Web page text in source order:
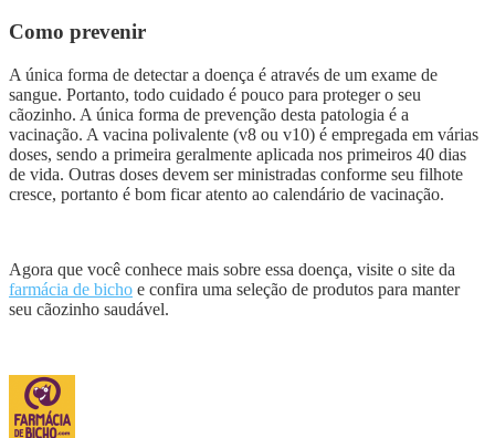
Como prevenir
A única forma de detectar a doença é através de um exame de
sangue. Portanto, todo cuidado é pouco para proteger o seu
cãozinho. A única forma de prevenção desta patologia é a
vacinação. A vacina polivalente (v8 ou v10) é empregada em várias
doses, sendo a primeira geralmente aplicada nos primeiros 40 dias
de vida. Outras doses devem ser ministradas conforme seu filhote
cresce, portanto é bom ficar atento ao calendário de vacinação.
Agora que você conhece mais sobre essa doença, visite o site da
farmácia de bicho e confira uma seleção de produtos para manter
seu cãozinho saudável.